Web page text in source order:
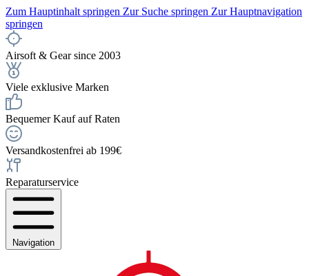
Zum Hauptinhalt springen Zur Suche springen Zur Hauptnavigation
springen
Airsoft & Gear since 2003
Viele exklusive Marken
Bequemer Kauf auf Raten
Versandkostenfrei ab 199€
Reparaturservice
Navigation